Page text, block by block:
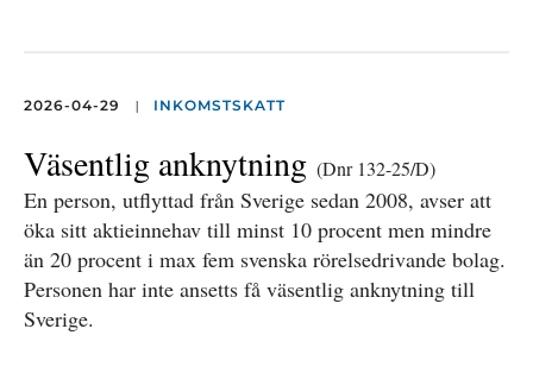
2026-04-29 | INKOMSTSKATT
Väsentlig anknytning (Dnr 132-25/D)
En person, utflyttad från Sverige sedan 2008, avser att
öka sitt aktieinnehav till minst 10 procent men mindre
än 20 procent i max fem svenska rörelsedrivande bolag.
Personen har inte ansetts få väsentlig anknytning till
Sverige.